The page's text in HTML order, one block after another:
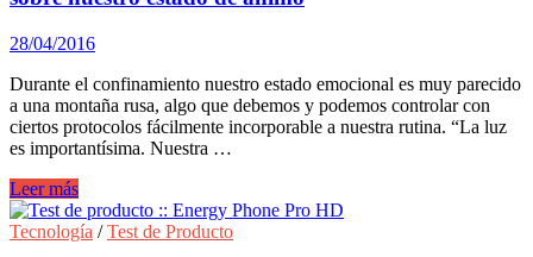
de
spas
exteriores
28/04/2016
Durante el confinamiento nuestro estado emocional es muy parecido
a una montaña rusa, algo que debemos y podemos controlar con
ciertos protocolos fácilmente incorporable a nuestra rutina. “La luz
es importantísima. Nuestra …
Laura
Gärna,
la importancia
Leer más
Tecnología /Test de Producto